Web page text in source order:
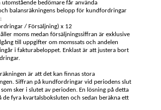
bedömare får använda
balansräkningens belopp för kundfordringar
/ Försäljning) x 12
moms medan försäljningssiffran är exklusive
till uppgifter om momssats och andelen
i fakturabeloppet. Enklast är att justera bort
är att det kan finnas stora
Siffran på kundfordringar vid periodens slut
sker i slutet av perioden. En lösning på detta
fyra kvartalsboksluten och sedan beräkna ett